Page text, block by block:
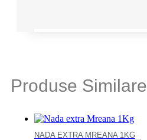
Produse Similare
NADA EXTRA MREANA 1KG